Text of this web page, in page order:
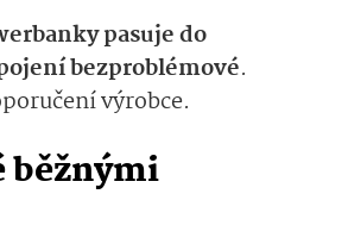
pasuje do
bezproblémové.
výrobce.
běžnými